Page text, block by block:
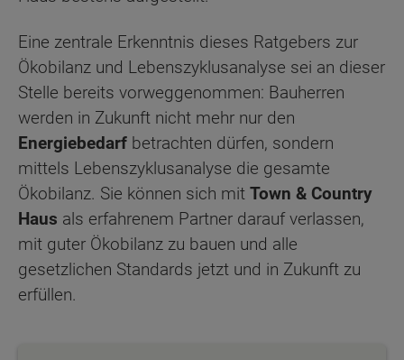
Eine zentrale Erkenntnis dieses Ratgebers zur
Ökobilanz und Lebenszyklusanalyse sei an dieser
Stelle bereits vorweggenommen: Bauherren
werden in Zukunft nicht mehr nur den
Energiebedarf betrachten dürfen, sondern
mittels Lebenszyklusanalyse die gesamte
Ökobilanz. Sie können sich mit Town & Country
Haus als erfahrenem Partner darauf verlassen,
mit guter Ökobilanz zu bauen und alle
gesetzlichen Standards jetzt und in Zukunft zu
erfüllen.